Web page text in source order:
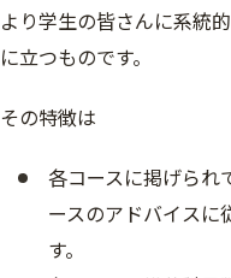
より学生の皆さんに系統
に立つものです。
その特徴は
各コースに掲げられ
ースのアドバイスに
す。